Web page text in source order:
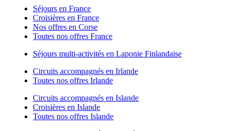
Séjours en France
Croisières en France
Nos offres en Corse
Toutes nos offres France
Séjours multi-activités en Laponie Finlandaise
Circuits accompagnés en Irlande
Toutes nos offres Irlande
Circuits accompagnés en Islande
Croisières en Islande
Toutes nos offres Islande